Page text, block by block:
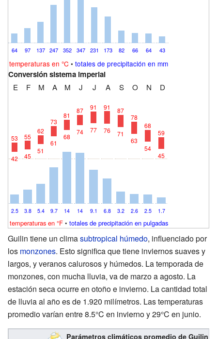
64 97 137 247 352 347 231 173 82 66 64 43
temperaturas en °C • totales de precipitación en mm
Conversión sistema imperial
E F M A M J J A S O N D
2.5
53
42
3.8
55
45
5.4
62
51
9.7
73
61
14
81
68
14
87
74
9.1
91
77
6.8
91
76
3.2
87
71
2.6
78
63
2.5
68
54
1.7
59
45
temperaturas en °F • totales de precipitación en pulgadas
Guilin tiene un climasubtropical húmedo, influenciado por
los monzones. Esto significa que tiene inviernos suaves y
largos, y veranos calurosos y húmedos. La temporada de
monzones, con mucha lluvia, va de marzo a agosto. La
estación seca ocurre en otoño e invierno. La cantidad total
de lluvia al año es de 1.920 milímetros. Las temperaturas
promedio varían entre 8.5°C en invierno y 29°C en junio.
Parámetros climáticos promedio de Guilin